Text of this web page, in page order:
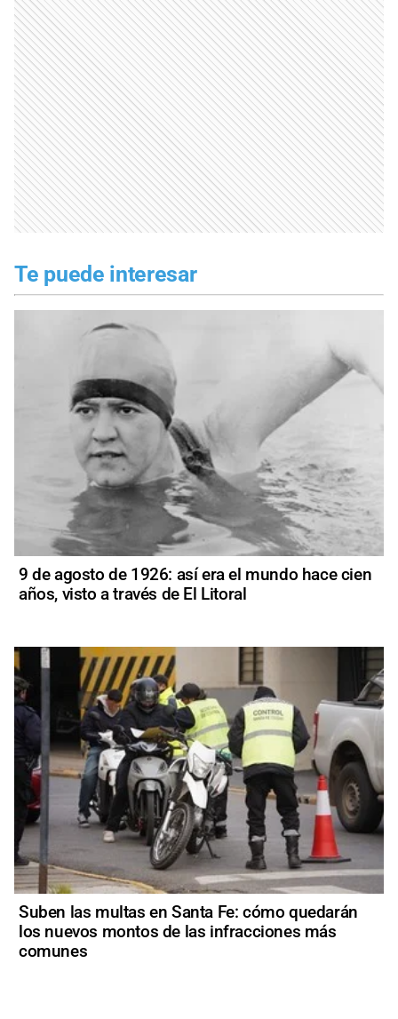
Te puede interesar
9 de agosto de 1926: así era el mundo hace cien
años, visto a través de El Litoral
Suben las multas en Santa Fe: cómo quedarán
los nuevos montos de las infracciones más
comunes